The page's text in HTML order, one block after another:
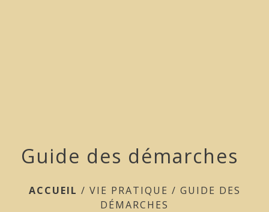
Guide des démarches
ACCUEIL / VIE PRATIQUE / GUIDE DES
DÉMARCHES